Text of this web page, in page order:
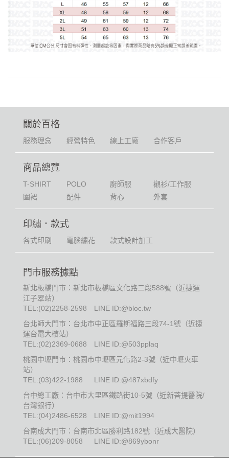
關於百格
服務理念 經營特色 線上工廠 合作客戶
商品總覽
T-SHIRT POLO 廚師服
襯衫/工作服
圍裙
配件 背心 外套
印繡．款式
各式印刷 電腦繡花 款式設計加工
門市服務據點
新北板橋門市：新北市板橋區文化路二段588號（近捷運
江子翠站）
TEL:(02)2258-2598
LINE ID:@bloc.tw
台北師大門市：台北市中正區羅斯福路三段74-1號（近捷
運台電大樓站）
TEL:(02)2369-0688
LINE ID:@503pplaq
桃園中壢門市：桃園市中壢區元化路2-3號（近中壢火車
站）
TEL:(03)422-1988
LINE ID:@487xbdfy
台中總工廠：台中市大里區鐵路街10-5號（近新菩提醫院/
台灣銀行）
TEL:(04)2486-6528
LINE ID:@mit1994
台南成大門市：台南市北區勝利路182號（近成大醫院）
TEL:(06)209-8058 LINE ID:@869ybonr